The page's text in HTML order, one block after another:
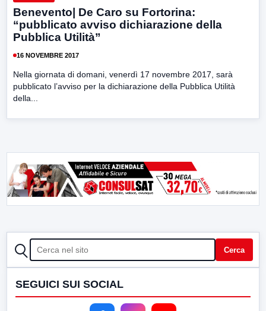
Benevento| De Caro su Fortorina:
“pubblicato avviso dichiarazione della
Pubblica Utilità”
16 NOVEMBRE 2017
Nella giornata di domani, venerdì 17 novembre 2017, sarà
pubblicato l’avviso per la dichiarazione della Pubblica Utilità
della...
CERCA Cerca
SEGUICI SUI SOCIAL